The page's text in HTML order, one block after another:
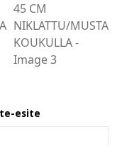
esite